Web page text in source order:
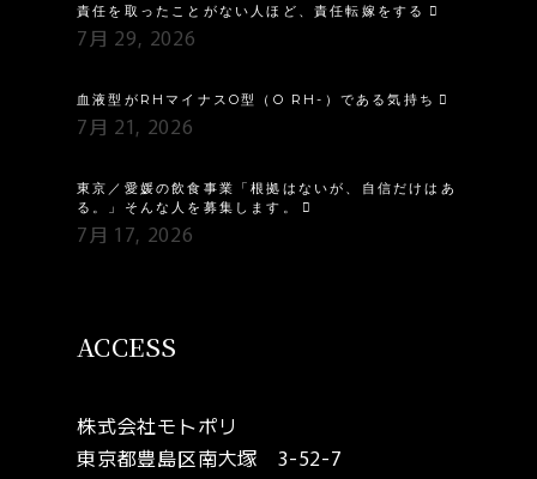
責任を取ったことがない人ほど、責任転嫁をする
7月 29, 2026
血液型がRHマイナスO型（O RH-）である気持ち
7月 21, 2026
東京／愛媛の飲食事業「根拠はないが、自信だけはあ
る。」そんな人を募集します。
7月 17, 2026
ACCESS
株式会社モトポリ
東京都豊島区南大塚 3-52-7